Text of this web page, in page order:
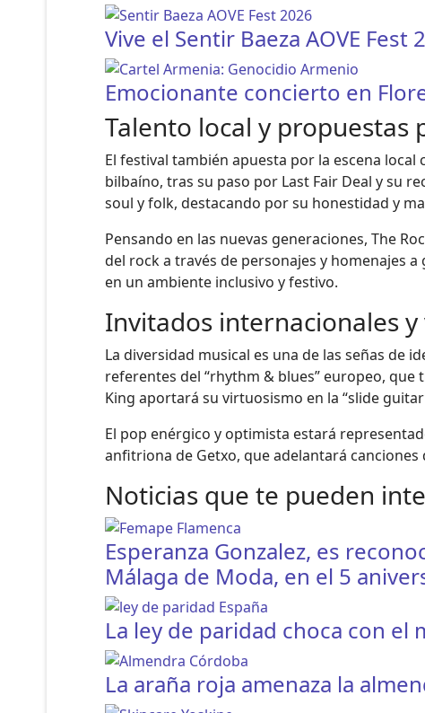
Vive el Sentir Baeza AOVE
Emocionante concierto en
Talento local y propuestas
El festival también apuesta por la escena
bilbaíno, tras su paso por Last Fair Deal y su
soul y folk, destacando por su honestidad y
Pensando en las nuevas generaciones, The
del rock a través de personajes y homenajes
en un ambiente inclusivo y festivo.
Invitados internacionales
La diversidad musical es una de las señas de
referentes del “rhythm & blues” europeo,
King aportará su virtuosismo en la “slide
El pop enérgico y optimista estará
anfitriona de Getxo, que adelantará
Noticias que te pueden
Esperanza Gonzalez, es
Málaga de Moda, en el 5
La ley de paridad choca con el
La araña roja amenaza la